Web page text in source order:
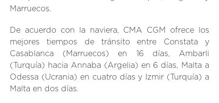
Marruecos.
De acuerdo con la naviera, CMA CGM ofrece los
mejores tiempos de tránsito entre Constata y
Casablanca (Marruecos) en 16 días, Ambarli
(Turquía) hacia Annaba (Argelia) en 6 días, Malta a
Odessa (Ucrania) en cuatro días y Izmir (Turquía) a
Malta en dos días.